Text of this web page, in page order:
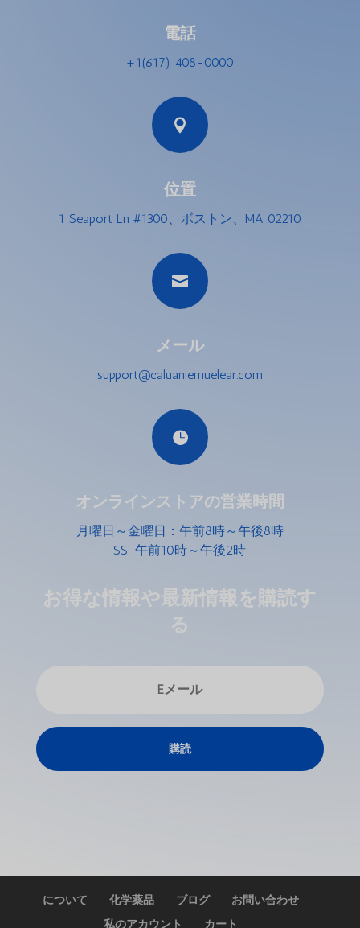
電話
+1(617) 408-0000

位置
1 Seaport Ln #1300、ボストン、MA 02210

メール
support@caluaniemuelear.com

オンラインストアの営業時間
月曜日～金曜日：午前8時～午後8時
SS: 午前10時～午後2時
お得な情報や最新情報を購読す
る
購読
について 化学薬品 ブログ
お問い合わせ
私のアカウント
カートРусский
Tiếng Việt